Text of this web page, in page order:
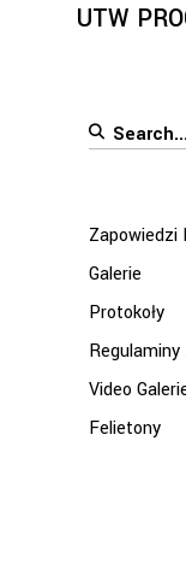
UTW
Search
Zapowiedzi
Galerie
Protokoły
Regulaminy
Video
Felietony